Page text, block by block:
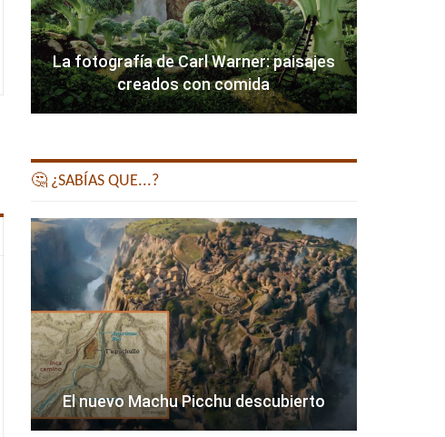
La fotografía de Carl Warner: paisajes
creados con comida
🤔 ¿SABÍAS QUE...?
El nuevo Machu Picchu descubierto